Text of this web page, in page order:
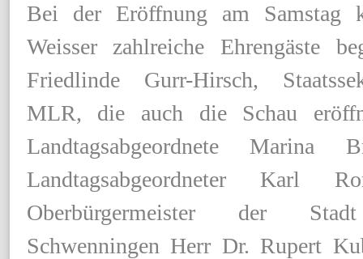
Bei der Eröffnung am Samstag
Weisser zahlreiche Ehrengäste
Friedlinde Gurr-Hirsch,
MLR, die auch die Schau
Landtagsabgeordnete Marina
Landtagsabgeordneter Karl
Oberbürgermeister der
Schwenningen Herr Dr. Rupert